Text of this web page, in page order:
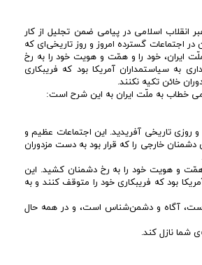
انقلاب اسلامی در پیامی ضمن تجلیل از کار
اجتماعات گسترده امروز و روز تاریخی‌ای که
ایران، خود را و همّت و هویت خود را به رخ
به سیاستمداران آمریکا بود که فریبکاری
خائن تکیه نکنند.
خطاب به ملّت ایران به این شرح‌ است:
و روزی تاریخی آفریدید. این اجتماعات عظیم و
خارجی را که قرار بود به دست مزدوران
همّت و هویت خود را به رخ دشمنان کشید. این
بود که فریبکاری خود را متوقف کنند و به
آگاه و دشمن‌شناس است، و در همه حال
شما نازل کند.